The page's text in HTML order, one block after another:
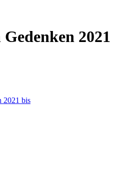
2021
2021 bis